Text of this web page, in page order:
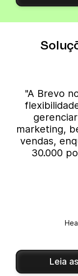
"A Brevo
marketing,
vendas,
30.000
Leia